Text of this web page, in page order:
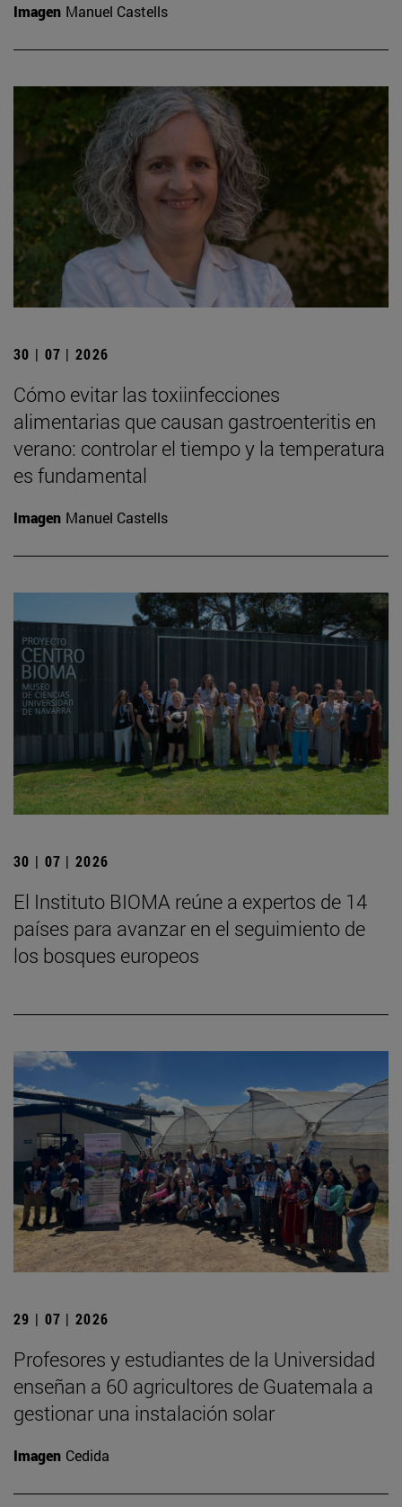
Imagen Manuel Castells
30 | 07 | 2026
Cómo evitar las toxiinfecciones
alimentarias que causan gastroenteritis en
verano: controlar el tiempo y la temperatura
es fundamental
Imagen Manuel Castells
30 | 07 | 2026
El Instituto BIOMA reúne a expertos de 14
países para avanzar en el seguimiento de
los bosques europeos
29 | 07 | 2026
Profesores y estudiantes de la Universidad
enseñan a 60 agricultores de Guatemala a
gestionar una instalación solar
Imagen Cedida